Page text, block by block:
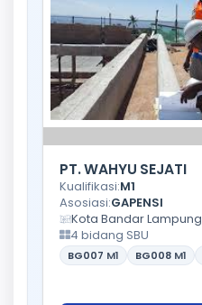
PT. WAHYU SEJATI
Kualifikasi:M1
Asosiasi:GAPENSI
Kota Bandar Lampung
4 bidang SBU
BG007 M1 BG008 M1